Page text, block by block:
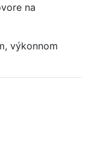
na
výkonnom